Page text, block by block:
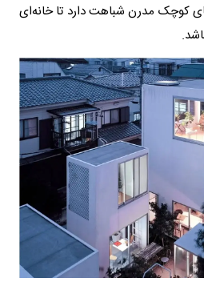
کوچک مدرن شباهت دارد تا خانه‌ای